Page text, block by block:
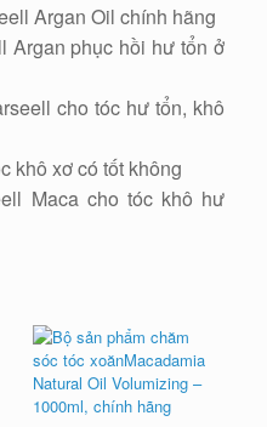
Argan Oil chính hãng
Argan phục hồi hư tổn ở
cho tóc hư tổn, khô
khô xơ có tốt không
Maca cho tóc khô hư